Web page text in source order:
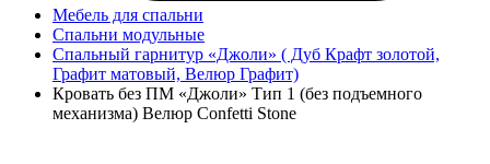
Мебель для спальни
Спальни модульные
Спальный гарнитур «Джоли» ( Дуб Крафт золотой,
Графит матовый, Велюр Графит)
Кровать без ПМ «Джоли» Тип 1 (без подъемного
механизма) Велюр Confetti Stone